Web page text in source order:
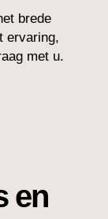
brede
ervaring,
met u.
en